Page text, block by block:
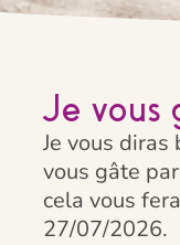
Je vous
Je vous diras
vous gâte
cela vous
27/07/2026.